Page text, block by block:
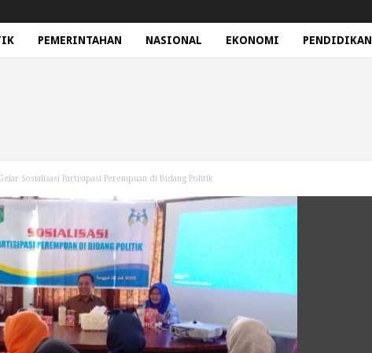
PEMERINTAHAN NASIONAL EKONOMI PENDIDIKAN
Sosialisasi Partisipasi Perempuan di Bidang Politik